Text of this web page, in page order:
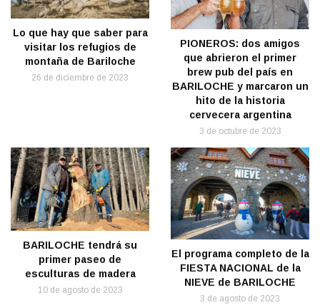
Lo que hay que saber para
visitar los refugios de
montaña de Bariloche
26 de diciembre de 2023
PIONEROS: dos amigos
que abrieron el primer
brew pub del país en
BARILOCHE y marcaron un
hito de la historia
cervecera argentina
3 de octubre de 2023
BARILOCHE tendrá su
primer paseo de
esculturas de madera
10 de agosto de 2023
El programa completo de la
FIESTA NACIONAL de la
NIEVE de BARILOCHE
3 de agosto de 2023